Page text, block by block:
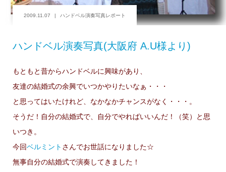
2009.11.07 ハンドベル演奏写真レポート
ハンドベル演奏写真(大阪府 A.U様より)
もともと昔からハンドベルに興味があり、
友達の結婚式の余興でいつかやりたいなぁ・・・
と思ってはいたけれど、なかなかチャンスがなく・・・。
そうだ！自分の結婚式で、自分でやればいいんだ！（笑）と思
いつき。
今回ベルミント さんでお世話になりました☆
無事自分の結婚式で演奏してきました！